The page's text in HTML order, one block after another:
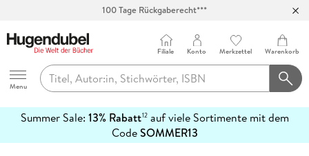
100 Tage Rückgaberecht***
Hugendubel
Menu
Filiale Konto Merkzettel Warenkorb
Summer Sale: 13% Rabatt12auf viele Sortimente mit dem
CodeSOMMER13
erfahren